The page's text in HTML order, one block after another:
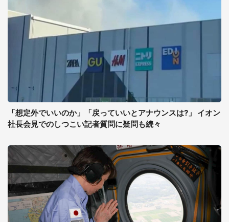
「想定外でいいのか」「戻っていいとアナウンスは?」 イオン
社長会見でのしつこい記者質問に疑問も続々